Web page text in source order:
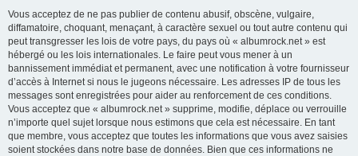
Vous acceptez de ne pas publier de contenu abusif, obscène, vulgaire,
diffamatoire, choquant, menaçant, à caractère sexuel ou tout autre contenu qui
peut transgresser les lois de votre pays, du pays où « albumrock.net » est
hébergé ou les lois internationales. Le faire peut vous mener à un
bannissement immédiat et permanent, avec une notification à votre fournisseur
d’accès à Internet si nous le jugeons nécessaire. Les adresses IP de tous les
messages sont enregistrées pour aider au renforcement de ces conditions.
Vous acceptez que « albumrock.net » supprime, modifie, déplace ou verrouille
n’importe quel sujet lorsque nous estimons que cela est nécessaire. En tant
que membre, vous acceptez que toutes les informations que vous avez saisies
soient stockées dans notre base de données. Bien que ces informations ne